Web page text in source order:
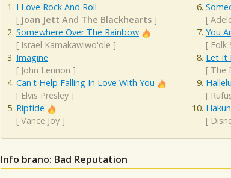
I Love Rock And Roll
[ Joan Jett And The Blackhearts ]
Somewhere Over The Rainbow
[ Israel Kamakawiwo'ole ]
Imagine
[ John Lennon ]
Can't Help Falling In Love With You
[ Elvis Presley ]
Riptide
[ Vance Joy ]
[
You
[ Folk
Let It
[ The
[
[
Info brano: Bad Reputation